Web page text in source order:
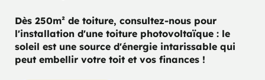
Dès 250m² de toiture, consultez-nous pour
l'installation d'une toiture photovoltaïque : le
soleil est une source d'énergie intarissable qui
peut embellir votre toit et vos finances !